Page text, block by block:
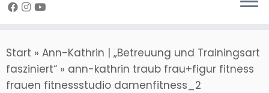
Start » Ann-Kathrin | „Betreuung und Trainingsart
fasziniert“ » ann-kathrin traub frau+figur fitness
frauen fitnessstudio damenfitness_2